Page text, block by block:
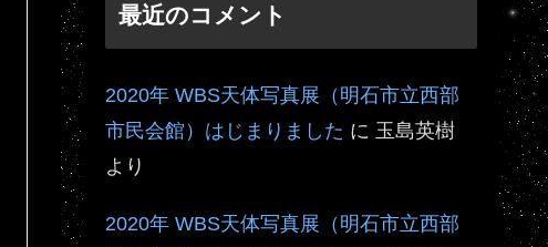
最近のコメント
2020年 WBS天体写真展（明石市立西部
市民会館）はじまりました に 玉島英樹
より
2020年 WBS天体写真展（明石市立西部